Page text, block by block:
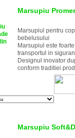
Marsupiu
Marsupiul pentru
bebelusului
Marsupiul este
transportul in
Designul inovator
conform traditiei
Marsupiu